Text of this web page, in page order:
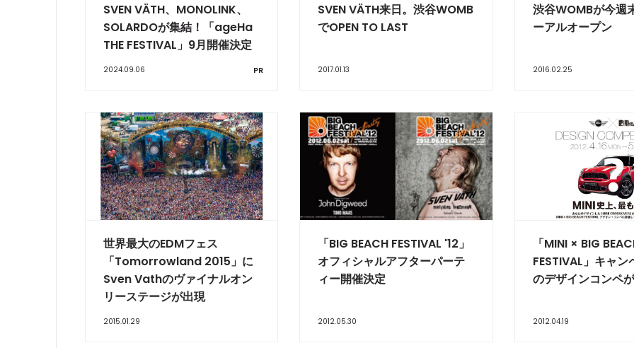
SVEN VÄTH、MONOLINK、
SOLARDOが集結！「ageHa
THE FESTIVAL」9月開催決定
2024.09.06 PR
SVEN VÄTH来日。渋谷WOMB
でOPEN TO LAST
2017.01.13
渋谷WOMBが今週
ーアルオープン
2016.02.25
世界最大のEDMフェス
「Tomorrowland 2015」に
Sven Vathのヴァイナルオン
リーステージが出現
2015.01.29
「BIG BEACH FESTIVAL '12」
オフィシャルアフターパーテ
ィー開催決定
2012.05.30
「MINI × BIG
FESTIVAL」キャン
のデザインコンペ
2012.04.19